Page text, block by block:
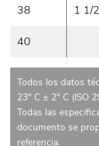
38 1 1/2
40
Todos los datos
23° C ± 2° C (ISO
Todas las
documento se
referencia.